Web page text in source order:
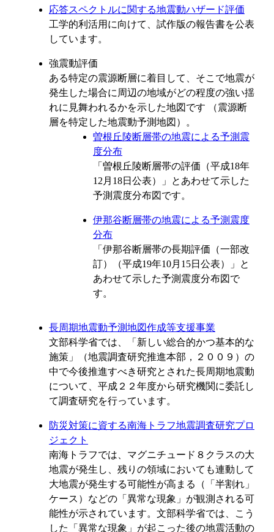
応答スペクトルに関する地震動ハザード評価
工学的利活用に向けて、試作版の報告書を公表
しています。
強震動評価
ある特定の震源断層に着目して、そこで地震が
発生した場合に周辺の地域がどの程度の強い揺
れに見舞われるかを示した地図です （震源断
層を特定した地震動予測地図）。
曽根丘陵断層帯の地震による予測震
度分布
「曽根丘陵断層帯の評価（平成18年
12月18日公表）」とあわせて示した
予測震度分布図です。
伊那谷断層帯の地震による予測震度
分布
「伊那谷断層帯の長期評価（一部改
訂）（平成19年10月15日公表）」と
あわせて示した予測震度分布図で
す。
長周期地震動予測地図作成等支援事業
文部科学省では、「新しい総合的かつ基本的な
施策」（地震調査研究推進本部，２００９）の
中で今後推進すべき研究とされた長周期地震動
について、平成２２年度から研究機関に委託し
て調査研究を行っています。
防災対策に資する南海トラフ地震調査研究プロ
ジェクト
南海トラフでは、マグニチュード８クラスの大
地震が発生し、残りの領域においても連動して
大地震が発生する可能性が高まる（「半割れ」
ケース）などの「異常な現象」が観測される可
能性が示されています。文部科学省では、こう
した「異常な現象」が起こった後の地震活動の